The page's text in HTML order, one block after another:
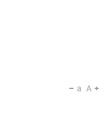
a A